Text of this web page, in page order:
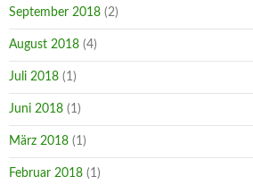
September 2018 (2)
August 2018 (4)
Juli 2018 (1)
Juni 2018 (1)
März 2018 (1)
Februar 2018 (1)